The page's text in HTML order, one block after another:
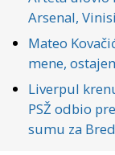
Arsenal,
Mateo
mene,
Liverpul
PSŽ odbio
sumu za